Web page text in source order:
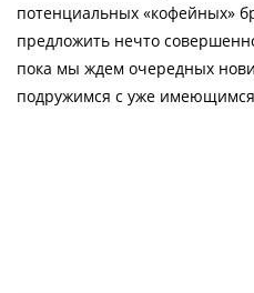
потенциальных «кофейных»
предложить нечто
пока мы ждем очередных
подружимся с уже